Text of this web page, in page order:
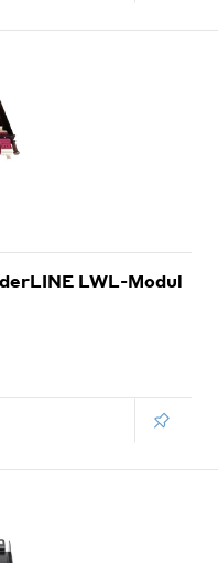
LWL-Modul